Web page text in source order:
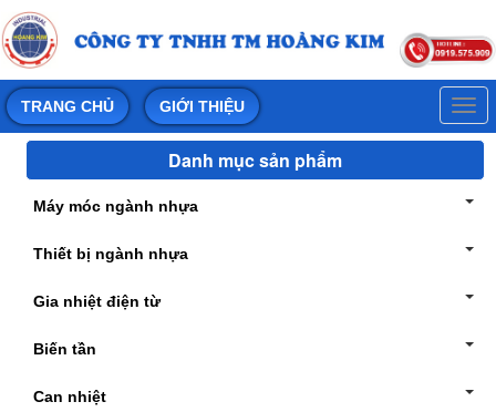
TRANG CHỦ GIỚI THIỆU
Danh mục sản phẩm
Máy móc ngành nhựa
Thiết bị ngành nhựa
Gia nhiệt điện từ
Biến tần
Can nhiệt